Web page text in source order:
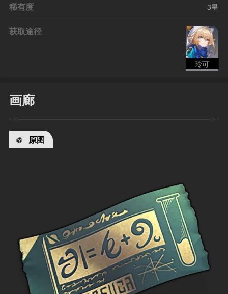
稀有度 3星
获取途径
玲可
画廊
原图